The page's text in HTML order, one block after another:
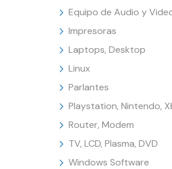
Equipo de Audio y
Impresoras
Laptops, Desktop
Linux
Parlantes
Playstation, Nintendo,
Router, Modem
TV, LCD, Plasma, DVD
Windows Software